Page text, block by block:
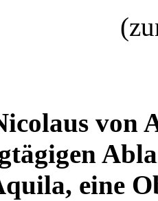
von
eine